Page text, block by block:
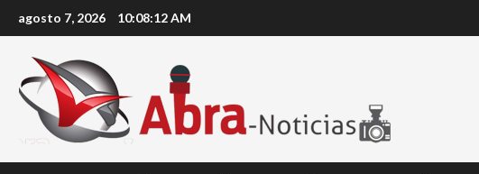
al
contenido
agosto 7, 2026 10:08:13 AM